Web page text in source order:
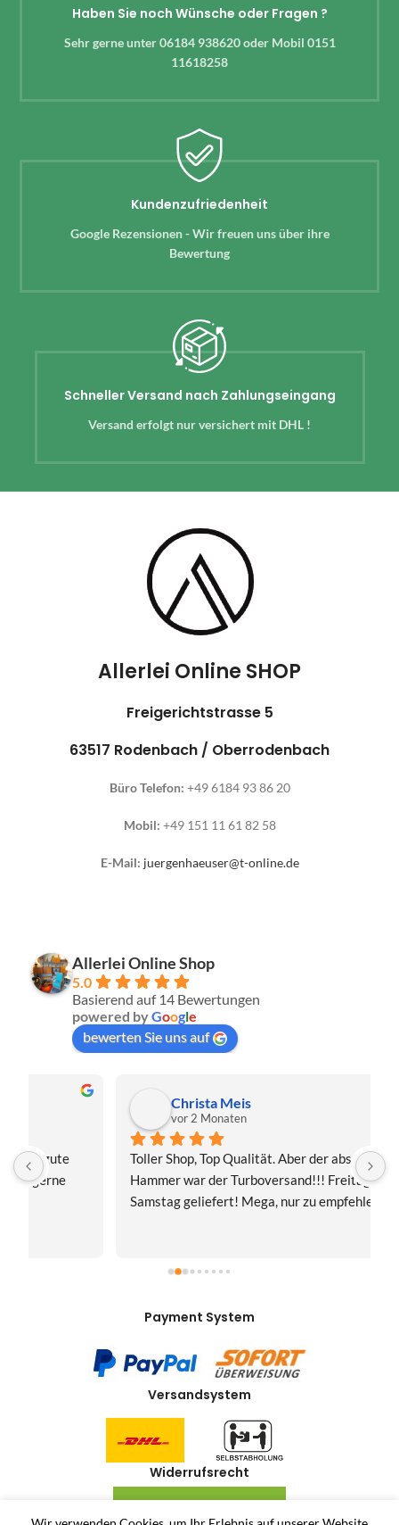
Haben Sie noch Wünsche oder Fragen ?
Sehr gerne unter 06184 938620 oder Mobil 0151
11618258
Kundenzufriedenheit
Google Rezensionen - Wir freuen uns über ihre
Bewertung
Schneller Versand nach Zahlungseingang
Versand erfolgt nur versichert mit DHL !
Allerlei Online SHOP
Freigerichtstrasse 5
63517 Rodenbach / Oberrodenbach
Büro Telefon: +49 6184 93 86 20
Mobil: +49 151 11 61 82 58
E-Mail: juergenhaeuser@t-online.de
Allerlei Online Shop
5.0
Basierend auf 14 Bewertungen
powered byGoogle
bewerten Sie uns auf
Christa Meis
vor 2 Monaten
Toller Shop, Top Qualität. Aber der absolute
Hammer war der Turboversand!!! Freitag bestellt,
Samstag geliefert! Mega, nur zu empfehlen👍
Payment System
Versandsystem
Widerrufsrecht